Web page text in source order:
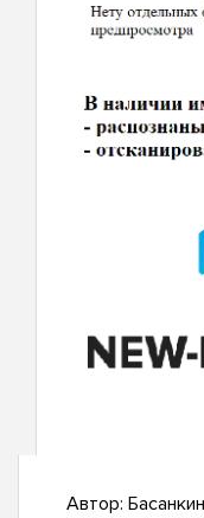
Автор: